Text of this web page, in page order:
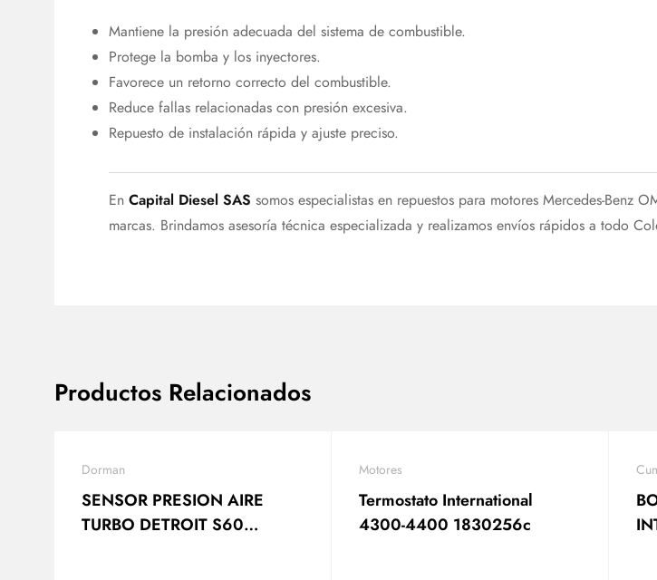
Mantiene la presión adecuada del sistema de combustible.
Protege la bomba y los inyectores.
Favorece un retorno correcto del combustible.
Reduce fallas relacionadas con presión excesiva.
Repuesto de instalación rápida y ajuste preciso.
En Capital Diesel SAS somos especialistas en repuestos para motores Mercedes-Benz
marcas. Brindamos asesoría técnica especializada y realizamos envíos rápidos a todo
Productos Relacionados
Dorman
SENSOR PRESION AIRE
TURBO DETROIT S60
Motores
Termostato International
4300-4400 1830256c